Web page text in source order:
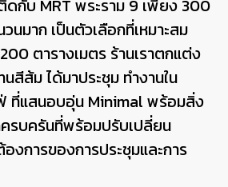
ดกับ MRT พระราม 9 เพียง 300
นมาก เป็นตัวเลือกที่เหมาะสม
ตารางเมตร ร้านเราตกแต่ง
นสีส้ม ได้มาประชุม ทำงานใน
ที่แสนอบอุ่น Minimal พร้อมสิ่ง
รบครันที่พร้อมปรับเปลี่ยน
งการของการประชุมและการ